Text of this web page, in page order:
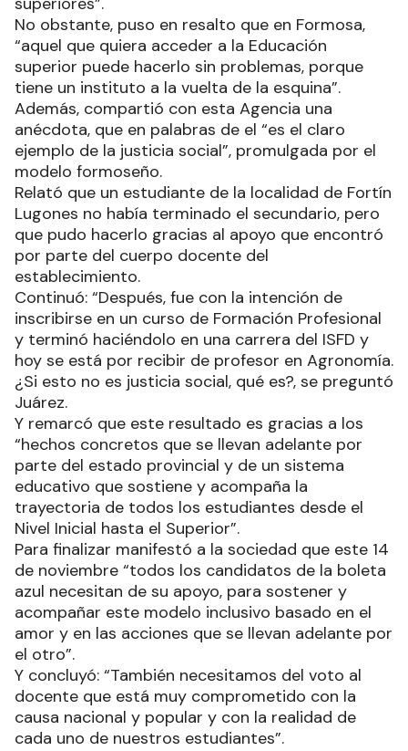
No obstante, puso en resalto que en Formosa,
“aquel que quiera acceder a la Educación
superior puede hacerlo sin problemas, porque
tiene un instituto a la vuelta de la esquina”.
Además, compartió con esta Agencia una
anécdota, que en palabras de el “es el claro
ejemplo de la justicia social”, promulgada por el
modelo formoseño.
Relató que un estudiante de la localidad de Fortín
Lugones no había terminado el secundario, pero
que pudo hacerlo gracias al apoyo que encontró
por parte del cuerpo docente del
establecimiento.
Continuó: “Después, fue con la intención de
inscribirse en un curso de Formación Profesional
y terminó haciéndolo en una carrera del ISFD y
hoy se está por recibir de profesor en Agronomía.
¿Si esto no es justicia social, qué es?, se preguntó
Juárez.
Y remarcó que este resultado es gracias a los
“hechos concretos que se llevan adelante por
parte del estado provincial y de un sistema
educativo que sostiene y acompaña la
trayectoria de todos los estudiantes desde el
Nivel Inicial hasta el Superior”.
Para finalizar manifestó a la sociedad que este 14
de noviembre “todos los candidatos de la boleta
azul necesitan de su apoyo, para sostener y
acompañar este modelo inclusivo basado en el
amor y en las acciones que se llevan adelante por
el otro”.
Y concluyó: “También necesitamos del voto al
docente que está muy comprometido con la
causa nacional y popular y con la realidad de
cada uno de nuestros estudiantes”.